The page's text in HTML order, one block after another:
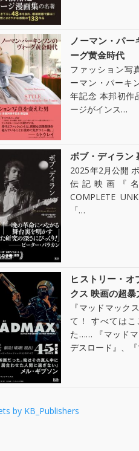
ノーマン・パー
ーグ黄金時代
ファッション写
ーマン・パーキ
年記念 本邦初作
ージがインス…
ボブ・ディラン
2025年2月公開
伝記映画『
COMPLETE
「…
ヒストリー・オ
クス 映画の超暴
『マッドマック
て！ すべてはこ
た…… 『マッド
デスロード』、
by KB_Publishers